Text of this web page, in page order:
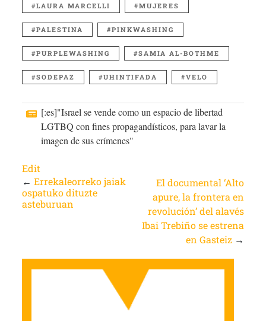
LAURA MARCELLI MUJERES
PALESTINA PINKWASHING
PURPLEWASHING SAMIA AL-BOTHME
SODEPAZ UHINTIFADA VELO
[:es]"Israel se vende como un espacio de libertad
LGTBQ con fines propagandísticos, para lavar la
imagen de sus crímenes"
Edit
← Errekaleorreko jaiak
ospatuko dituzte
asteburuan
El documental ‘Alto
apure, la frontera en
revolución’ del alavés
Ibai Trebiño se estrena
en Gasteiz →